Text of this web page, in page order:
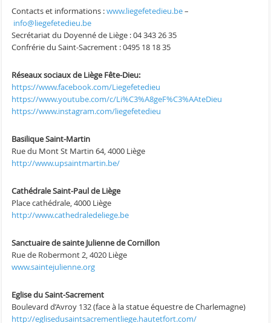
Contacts et informations :www.liegefetedieu.be–
info@liegefetedieu.be
Secrétariat du Doyenné de Liège : 04 343 26 35
Confrérie du Saint-Sacrement : 0495 18 18 35
Réseaux sociaux de Liège Fête-Dieu:
https://www.facebook.com/Liegefetedieu
https://www.youtube.com/c/Li%C3%A8geF%C3%AAteDieu
https://www.instagram.com/liegefetedieu
Basilique Saint-Martin
Rue du Mont St Martin 64, 4000 Liège
http://www.upsaintmartin.be/
Cathédrale Saint-Paul de Liège
Place cathédrale, 4000 Liège
http://www.cathedraledeliege.be
Sanctuaire de sainte Julienne de Cornillon
Rue de Robermont 2, 4020 Liège
www.saintejulienne.org
Eglise du Saint-Sacrement
Boulevard d’Avroy 132 (face à la statue équestre de Charlemagne)
http://eglisedusaintsacrementliege.hautetfort.com/